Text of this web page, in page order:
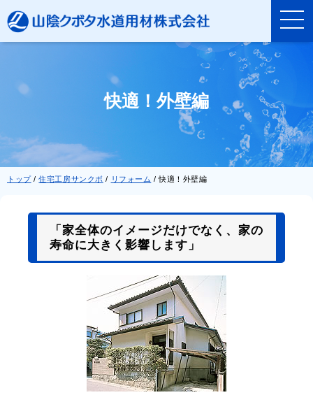
快適！外壁編
現
トップ/住宅工房サンクボ / リフォーム /快適！外壁編
「家全体のイメージだけでなく、家の
寿命に大きく影響します」